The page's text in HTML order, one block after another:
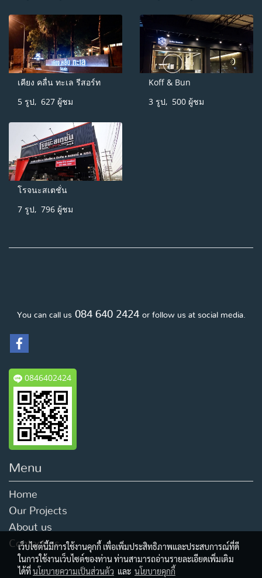
เคียง คลื่น ทะเล รีสอร์ท
5 รูป, 627 ผู้ชม
Koff & Bun
3 รูป, 500 ผู้ชม
โรจนะสเตชั่น
7 รูป, 796 ผู้ชม
You can call us084 640 2424 or follow us at social media.
0846402424
Menu
Home
Our Projects
About us
Contact us
เว็บไซต์นี้มีการใช้งานคุกกี้ เพื่อเพิ่มประสิทธิภาพและประสบการณ์ที่ดี
ในการใช้งานเว็บไซต์ของท่าน ท่านสามารถอ่านรายละเอียดเพิ่มเติม
ได้ที่นโยบายความเป็นส่วนตัว และ นโยบายคุกกี้